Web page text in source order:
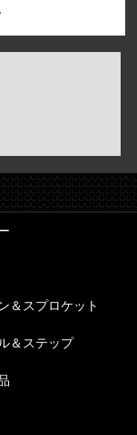
＆スプロケット
＆ステップ